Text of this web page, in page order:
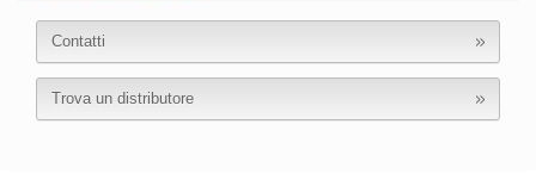
Contatti
Trova un distributore